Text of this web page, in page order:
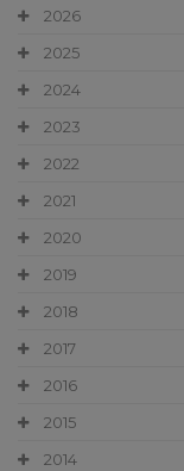
2026
2025
2024
2023
2022
2021
2020
2019
2018
2017
2016
2015
2014